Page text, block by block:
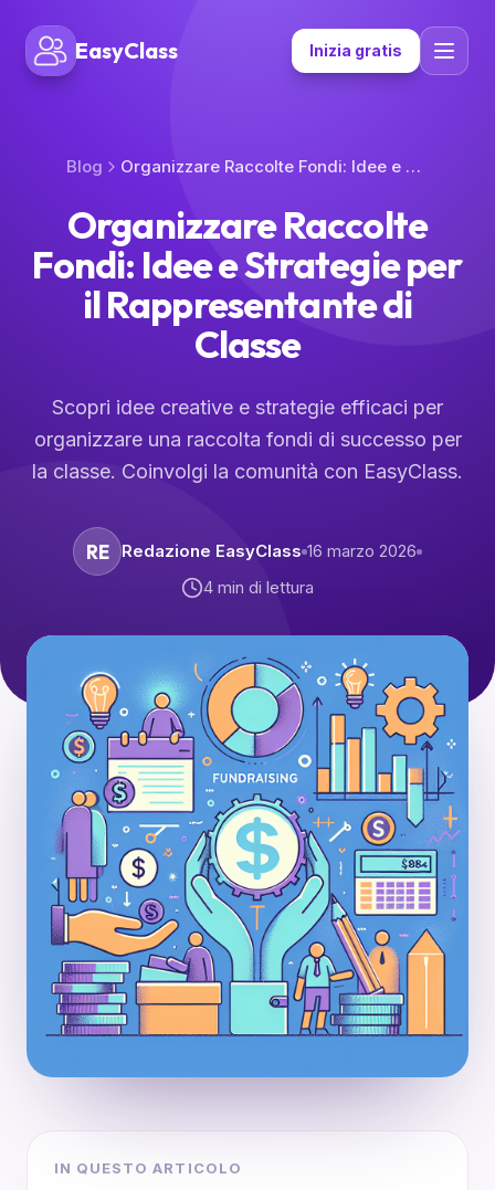
EasyClass Inizia gratis
Blog Organizzare Raccolte Fondi: Idee e Strategie per il Rappresentante di Classe
Organizzare Raccolte
Fondi: Idee e Strategie per
il Rappresentante di
Classe
Scopri idee creative e strategie efficaci per
organizzare una raccolta fondi di successo per
la classe. Coinvolgi la comunità con EasyClass.
RE Redazione EasyClass 16 marzo 2026
4 min di lettura
IN QUESTO ARTICOLO